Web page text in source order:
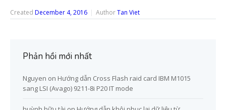
Created December 4, 2016 AuthorTan Viet
Phản hồi mới nhất
Nguyen on Hướng dẫn Cross Flash raid card IBM M1015
sang LSI (Avago) 9211-8i P20 IT mode